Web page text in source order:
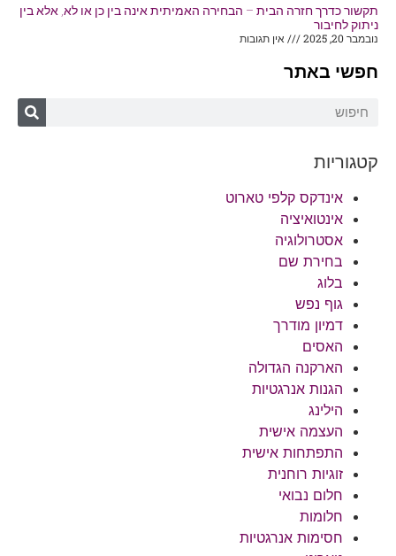
תקשור כדרך חזרה הבית – הבחירה האמיתית אינה בין כן או לא, אלא בין
ניתוק לחיבור
נובמבר 20, 2025
אין תגובות
חפשי באתר
קטגוריות
אינדקס קלפי טארוט
אינטואיציה
אסטרולוגיה
בחירת שם
בלוג
גוף נפש
דמיון מודרך
האסים
הארקנה הגדולה
הגנות אנרגטיות
הילינג
העצמה אישית
התפתחות אישית
זוגיות רוחנית
חלום נבואי
חלומות
חסימות אנרגטיות